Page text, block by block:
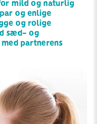
mild og naturlig
og enlige
og rolige
sæd- og
partnerens